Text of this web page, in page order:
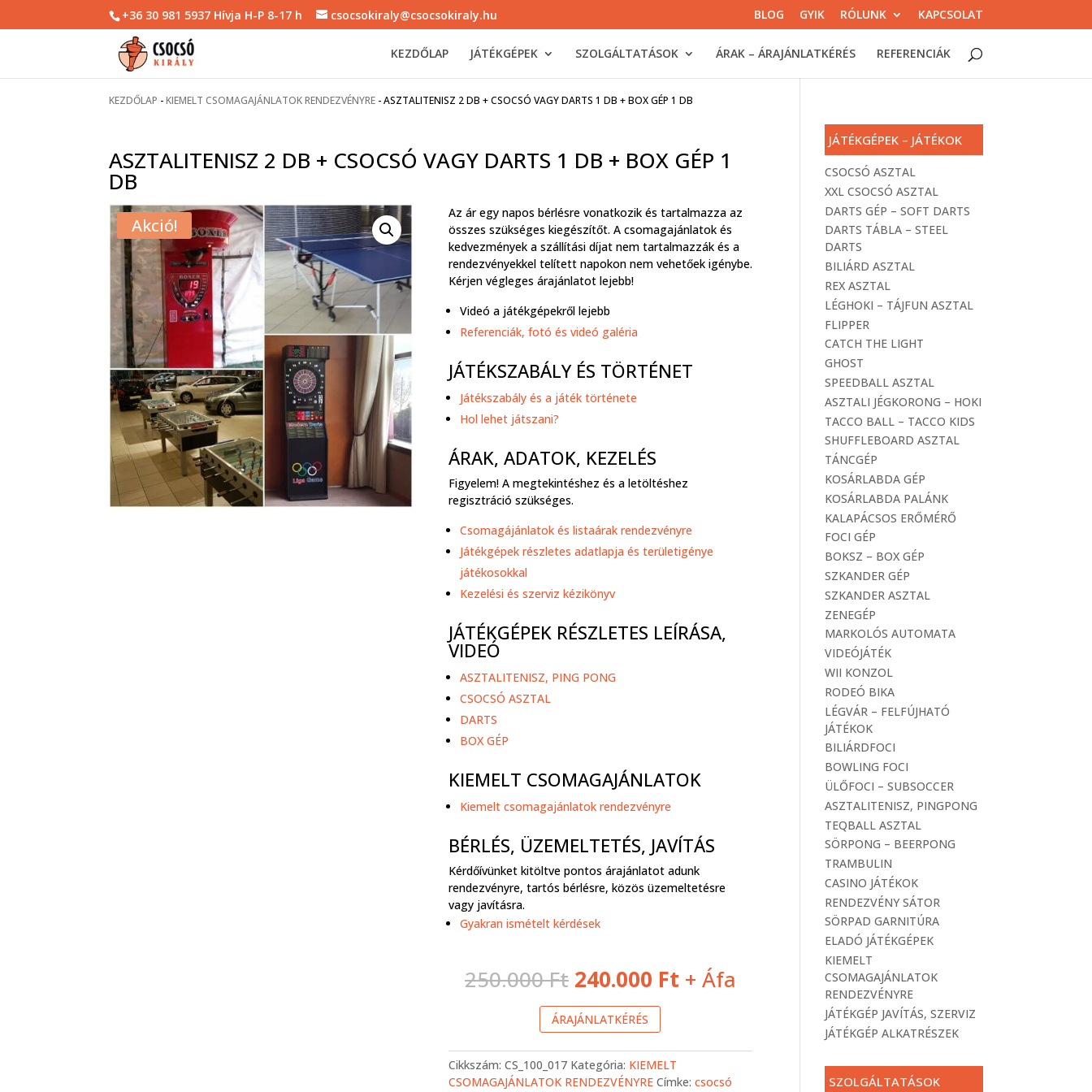
+36 30 981 5937 Hívja H-P 8-17 h csocsokiraly@csocsokiraly.hu BLOG GYIK RÓLUNK KAPCSOLAT
KEZDŐLAP JÁTÉKGÉPEK SZOLGÁLTATÁSOK ÁRAK – ÁRAJÁNLATKÉRÉS REFERENCIÁK
KEZDŐLAP -KIEMELT CSOMAGAJÁNLATOK RENDEZVÉNYRE -ASZTALITENISZ 2 DB + CSOCSÓ VAGY DARTS 1 DB + BOX GÉP 1 DB
ASZTALITENISZ 2 DB + CSOCSÓ VAGY DARTS 1 DB + BOX GÉP 1
DB
Akció!
Az ár egy napos bérlésre vonatkozik és tartalmazza az
összes szükséges kiegészítőt. A csomagajánlatok és
kedvezmények a szállítási díjat nem tartalmazzák és a
rendezvényekkel telített napokon nem vehetőek igénybe.
Kérjen végleges árajánlatot lejebb!
Videó a játékgépekről lejebb
Referenciák, fotó és videó galéria
JÁTÉKSZABÁLY ÉS TÖRTÉNET
Játékszabály és a játék története
Hol lehet játszani?
ÁRAK, ADATOK, KEZELÉS
Figyelem! A megtekintéshez és a letöltéshez
regisztráció szükséges.
Csomagájánlatok és listaárak rendezvényre
Játékgépek részletes adatlapja és területigénye
játékosokkal
Kezelési és szerviz kézikönyv
JÁTÉKGÉPEK RÉSZLETES LEÍRÁSA,
VIDEÓ
ASZTALITENISZ, PING PONG
CSOCSÓ ASZTAL
DARTS
BOX GÉP
KIEMELT CSOMAGAJÁNLATOK
Kiemelt csomagajánlatok rendezvényre
BÉRLÉS, ÜZEMELTETÉS, JAVÍTÁS
Kérdőívünket kitöltve pontos árajánlatot adunk
rendezvényre, tartós bérlésre, közös üzemeltetésre
vagy javításra.
Gyakran ismételt kérdések
250.000Ft Original
price
was:
250.000 Ft.
240.000 FtCurrent
price
+ Áfa
ÁRAJÁNLATKÉRÉS
Cikkszám: CS_100_017 Kategória: KIEMELT
CSOMAGAJÁNLATOK RENDEZVÉNYRE Címke: csocsó
JÁTÉKGÉPEK – JÁTÉKOK
CSOCSÓ ASZTAL
XXL CSOCSÓ ASZTAL
DARTS GÉP – SOFT DARTS
DARTS TÁBLA – STEEL
DARTS
BILIÁRD ASZTAL
REX ASZTAL
LÉGHOKI – TÁJFUN ASZTAL
FLIPPER
CATCH THE LIGHT
GHOST
SPEEDBALL ASZTAL
ASZTALI JÉGKORONG – HOKI
TACCO BALL – TACCO KIDS
SHUFFLEBOARD ASZTAL
TÁNCGÉP
KOSÁRLABDA GÉP
KOSÁRLABDA PALÁNK
KALAPÁCSOS ERŐMÉRŐ
FOCI GÉP
BOKSZ – BOX GÉP
SZKANDER GÉP
SZKANDER ASZTAL
ZENEGÉP
MARKOLÓS AUTOMATA
VIDEÓJÁTÉK
WII KONZOL
RODEÓ BIKA
LÉGVÁR – FELFÚJHATÓ
JÁTÉKOK
BILIÁRDFOCI
BOWLING FOCI
ÜLŐFOCI – SUBSOCCER
ASZTALITENISZ, PINGPONG
TEQBALL ASZTAL
SÖRPONG – BEERPONG
TRAMBULIN
CASINO JÁTÉKOK
RENDEZVÉNY SÁTOR
SÖRPAD GARNITÚRA
ELADÓ JÁTÉKGÉPEK
KIEMELT
CSOMAGAJÁNLATOK
RENDEZVÉNYRE
JÁTÉKGÉP JAVÍTÁS, SZERVIZ
JÁTÉKGÉP ALKATRÉSZEK
SZOLGÁLTATÁSOK